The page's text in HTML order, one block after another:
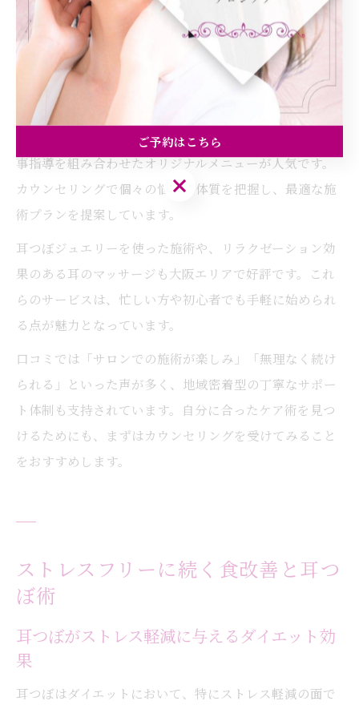
す。継続することで、健康的な体型維持とリバウンド予
防の両立が可能となります。
大阪エリアで人気の耳つぼ体型ケア術とは
大阪市都島区を中心に、耳つぼを活用した体型ケア術が
注目されています。サロンでは、耳つぼダイエットと食
事指導を組み合わせたオリジナルメニューが人気です。
カウンセリングで個々の悩みや体質を把握し、最適な施
術プランを提案しています。
耳つぼジュエリーを使った施術や、リラクゼーション効
果のある耳のマッサージも大阪エリアで好評です。これ
らのサービスは、忙しい方や初心者でも手軽に始められ
る点が魅力となっています。
口コミでは「サロンでの施術が楽しみ」「無理なく続け
られる」といった声が多く、地域密着型の丁寧なサポー
ト体制も支持されています。自分に合ったケア術を見つ
けるためにも、まずはカウンセリングを受けてみること
をおすすめします。
ストレスフリーに続く食改善と耳つ
ぼ術
耳つぼがストレス軽減に与えるダイエット効
果
耳つぼはダイエットにおいて、特にストレス軽減の面で
ご予約はこちら
ご予約はこちら